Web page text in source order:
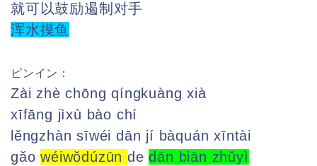
就可以鼓励遏制对手
浑水摸鱼
ピンイン：
Zài zhè chōng qíngkuàng xià
xīfāng jìxù bào chí
lěngzhàn sīwéi dān jí bàquán xīntài
gǎowéiwǒdúzūndedān biān zhǔyì